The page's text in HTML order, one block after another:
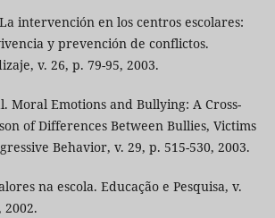
intervención en los centros escolares:
y prevención de conflictos.
v. 26, p. 79-95, 2003.
Moral Emotions and Bullying: A Cross-
of Differences Between Bullies, Victims
Behavior, v. 29, p. 515-530, 2003.
na escola. Educação e Pesquisa, v.
2002.